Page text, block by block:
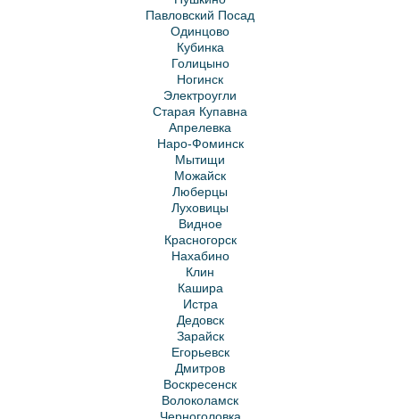
Павловский Посад
Одинцово
Кубинка
Голицыно
Ногинск
Электроугли
Старая Купавна
Апрелевка
Наро-Фоминск
Мытищи
Можайск
Люберцы
Луховицы
Видное
Красногорск
Нахабино
Клин
Кашира
Истра
Дедовск
Зарайск
Егорьевск
Дмитров
Воскресенск
Волоколамск